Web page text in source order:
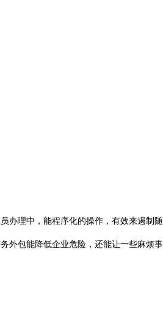
办理中，能程序化的操作，有效来遏制随
外包能降低企业危险，还能让一些麻烦事